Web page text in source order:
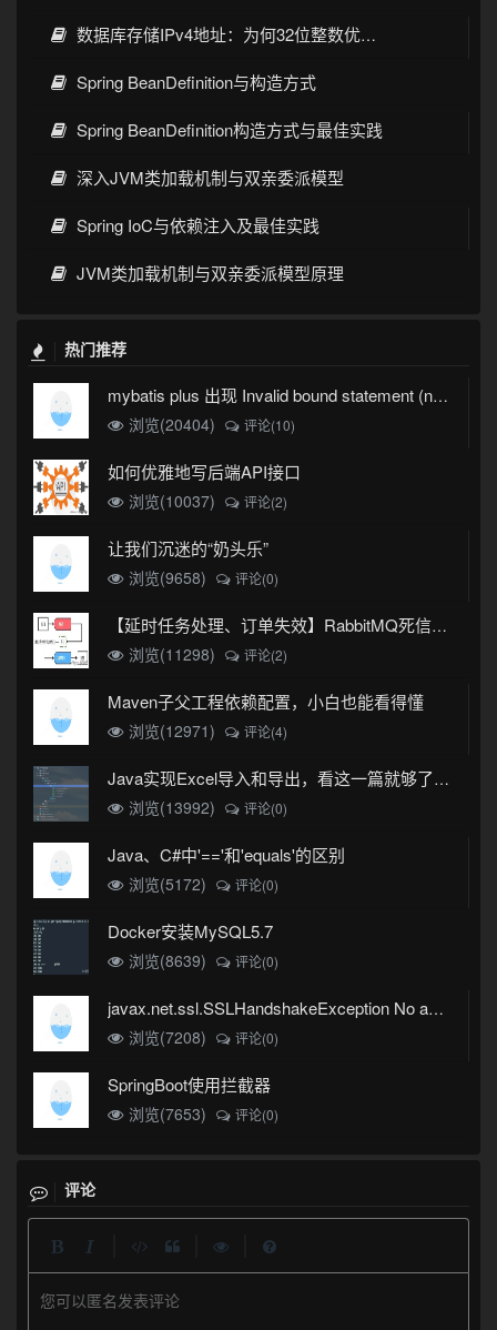
数据库存储IPv4地址：为何32位整数优于字符串 | 性能分析
Spring BeanDefinition与构造方式
Spring BeanDefinition构造方式与最佳实践
深入JVM类加载机制与双亲委派模型
Spring IoC与依赖注入及最佳实践
JVM类加载机制与双亲委派模型原理
热门推荐
mybatis plus 出现 Invalid bound statement (not found)
浏览(20404)
评论(10)
如何优雅地写后端API接口
浏览(10037) 评论(2)
让我们沉迷的“奶头乐”
浏览(9658) 评论(0)
【延时任务处理、订单失效】RabbitMQ死信队列实现
浏览(11298)
评论(2)
Maven子父工程依赖配置，小白也能看得懂
浏览(12971) 评论(4)
Java实现Excel导入和导出，看这一篇就够了(珍藏版)
浏览(13992)
评论(0)
Java、C#中'=='和'equals'的区别
浏览(5172) 评论(0)
Docker安装MySQL5.7
浏览(8639) 评论(0)
javax.net.ssl.SSLHandshakeException No appropriate protocol (protocol is disabled or cipher suites are inappropriate)错误
浏览(7208)
评论(0)
SpringBoot使用拦截器
浏览(7653) 评论(0)
评论
您可以匿名发表评论